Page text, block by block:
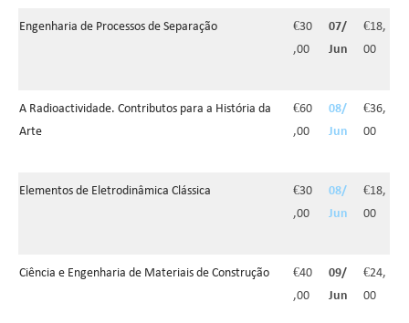
Engenharia de Processos de Separação
€30
,00
07/
Jun
€18,
00
A Radioactividade. Contributos para a História da
Arte
€60
,00
08/
Jun
€36,
00
Elementos de Eletrodinâmica Clássica
€30
,00
08/
Jun
€18,
00
Ciência e Engenharia de Materiais de Construção
€40
,00
09/
Jun
€24,
00